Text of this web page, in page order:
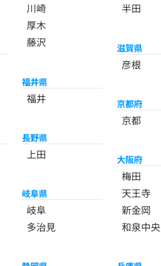
川崎
厚木
藤沢
福井県
福井
長野県
上田
岐阜県
岐阜
多治見
半田
滋賀県
彦根
京都府
京都
大阪府
梅田
天王寺
新金岡
和泉中央